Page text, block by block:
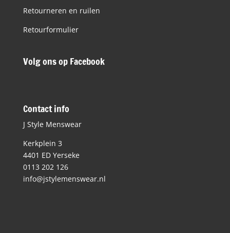
Retourneren en ruilen
Retourformulier
Volg ons op Facebook
Contact info
J Style Menswear
Kerkplein 3
4401 ED Yerseke
0113 202 126
info@jstylemenswear.nl